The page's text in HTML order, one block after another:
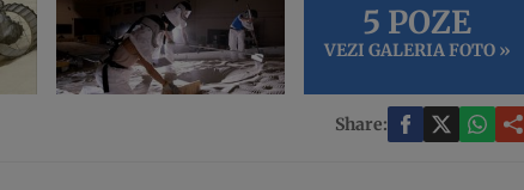
5 POZE
VEZI GALERIA FOTO »
Share: